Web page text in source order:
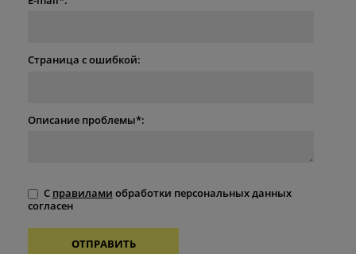
Страница с ошибкой:
Описание проблемы*:
С правилами обработки персональных данных
согласен
ОТПРАВИТЬ